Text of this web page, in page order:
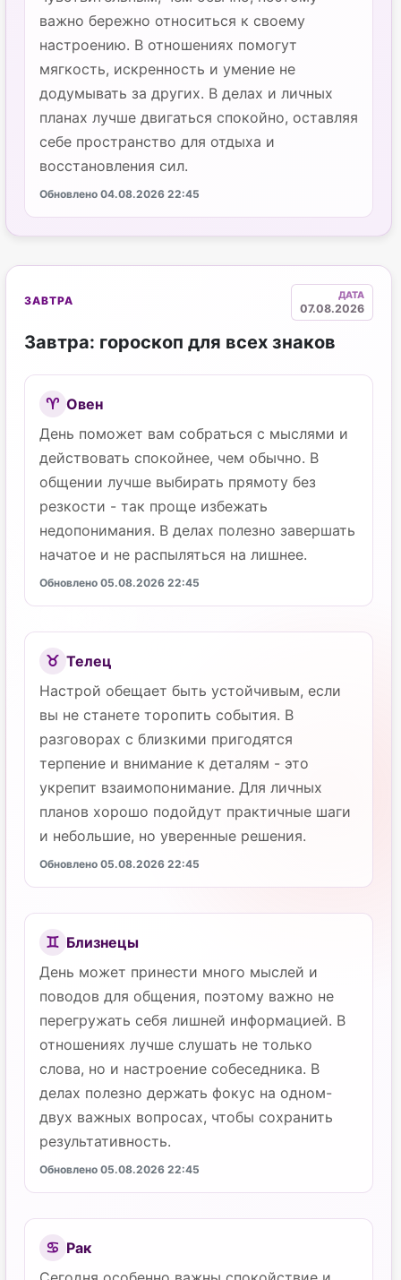
важно бережно относиться к своему
настроению. В отношениях помогут
мягкость, искренность и умение не
додумывать за других. В делах и личных
планах лучше двигаться спокойно, оставляя
себе пространство для отдыха и
восстановления сил.
Обновлено 04.08.2026 22:45
ЗАВТРА ДАТА
07.08.2026
Завтра: гороскоп для всех знаков
♈ Овен
День поможет вам собраться с мыслями и
действовать спокойнее, чем обычно. В
общении лучше выбирать прямоту без
резкости - так проще избежать
недопонимания. В делах полезно завершать
начатое и не распыляться на лишнее.
Обновлено 05.08.2026 22:45
♉ Телец
Настрой обещает быть устойчивым, если
вы не станете торопить события. В
разговорах с близкими пригодятся
терпение и внимание к деталям - это
укрепит взаимопонимание. Для личных
планов хорошо подойдут практичные шаги
и небольшие, но уверенные решения.
Обновлено 05.08.2026 22:45
♊ Близнецы
День может принести много мыслей и
поводов для общения, поэтому важно не
перегружать себя лишней информацией. В
отношениях лучше слушать не только
слова, но и настроение собеседника. В
делах полезно держать фокус на одном-
двух важных вопросах, чтобы сохранить
результативность.
Обновлено 05.08.2026 22:45
♋ Рак